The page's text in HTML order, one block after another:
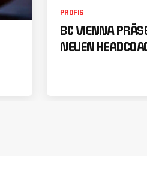
PROFIS
BC VIENNA
NEUEN